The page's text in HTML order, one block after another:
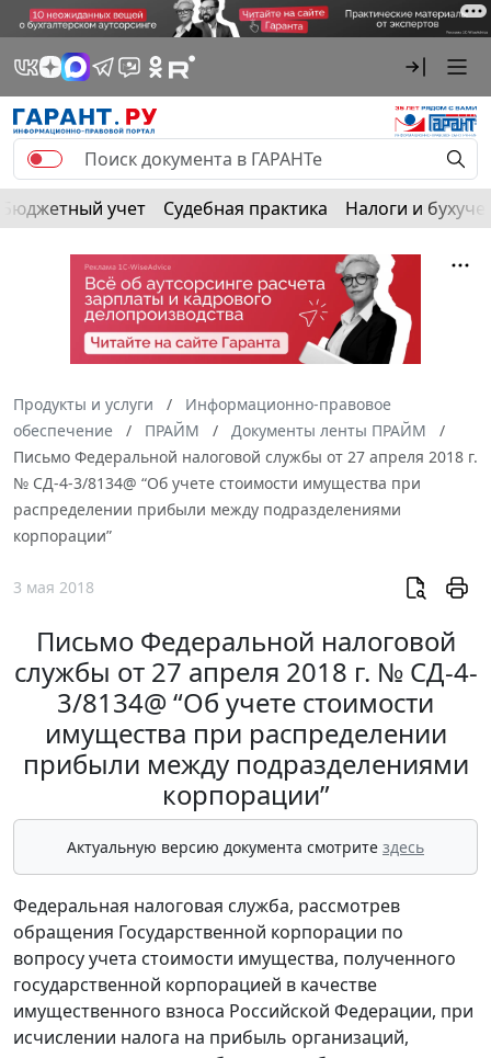
Бюджетный учет Судебная практика Налоги и
Продукты и услуги
Информационно-правовое
обеспечение
ПРАЙМ
Документы ленты ПРАЙМ
Письмо Федеральной налоговой службы от 27 апреля 2018 г.
№ СД-4-3/8134@ “Об учете стоимости имущества при
распределении прибыли между подразделениями
корпорации”
3 мая 2018
Письмо Федеральной налоговой
службы от 27 апреля 2018 г. № СД-4-
3/8134@ “Об учете стоимости
имущества при распределении
прибыли между подразделениями
корпорации”
Актуальную версию документа смотрите здесь
Федеральная налоговая служба, рассмотрев
обращения Государственной корпорации по
вопросу учета стоимости имущества, полученного
государственной корпорацией в качестве
имущественного взноса Российской Федерации, при
исчислении налога на прибыль организаций,